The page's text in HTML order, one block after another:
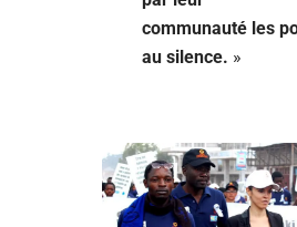
communauté les
au silence. »